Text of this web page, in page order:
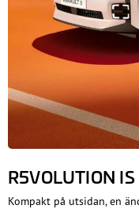
R5VOLUTION
Kompakt på utsidan, en